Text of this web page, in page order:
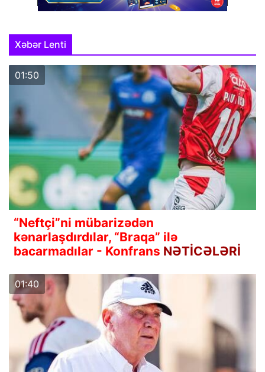
Xəbər Lenti
01:50
“Neftçi”ni mübarizədən
kənarlaşdırdılar, “Braqa” ilə
bacarmadılar - Konfrans NƏTİCƏLƏRİ
01:40